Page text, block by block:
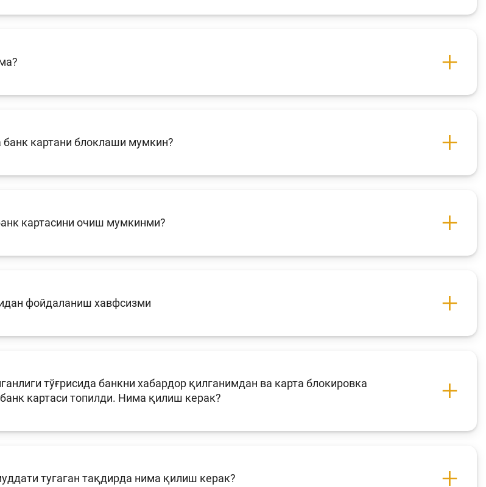
банк картани блоклаши мумкин?
картасини очиш мумкинми?
фойдаланиш хавфсизми
тўғрисида банкни хабардор қилганимдан ва карта блокировка
картаси топилди. Нима қилиш керак?
тугаган тақдирда нима қилиш керак?